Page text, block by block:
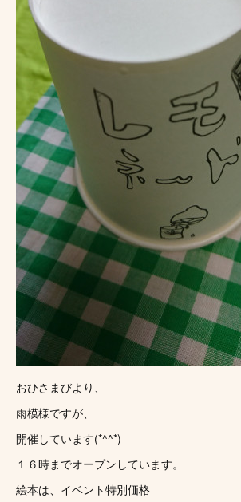
おひさまびより、
雨模様ですが、
開催しています(*^^*)
１６時までオープンしています。
絵本は、イベント特別価格